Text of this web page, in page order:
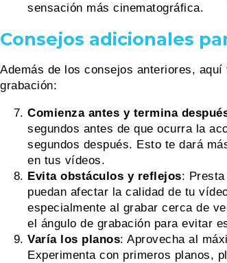
sensación más cinematográfica.
Consejos adicionales
Además de los consejos anteriores,
grabación:
Comienza antes y termina
segundos antes de que ocurra la
segundos después. Esto te dará
en tus vídeos.
Evita obstáculos y reflejos:
puedan afectar la calidad de tu
especialmente al grabar cerca de
el ángulo de grabación para evitar
Varía los planos: Aprovecha al
Experimenta con primeros planos,